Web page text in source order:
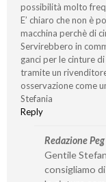
possibilità molto
E’ chiaro che non è
macchina perchè di
Servirebbero in
ganci per le cinture
tramite un
osservazione come
Stefania
Reply
Redazione
Gentile
consigliamo